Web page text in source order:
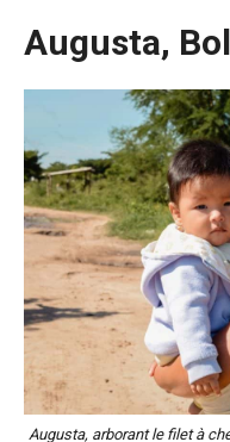
Augusta,
Augusta, arborant le filet à